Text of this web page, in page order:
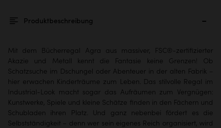
Produktbeschreibung
Mit dem Bücherregal Agra aus massiver, FSC®-zertifizierter
Akazie und Metall kennt die Fantasie keine Grenzen! Ob
Schatzsuche im Dschungel oder Abenteuer in der alten Fabrik –
hier erwachen Kinderträume zum Leben. Das stilvolle Regal im
Industrial-Look macht sogar das Aufräumen zum Vergnügen:
Kunstwerke, Spiele und kleine Schätze finden in den Fächern und
Schubladen ihren Platz. Und ganz nebenbei fördert es die
Selbstständigkeit – denn wer sein eigenes Reich organisiert, wird